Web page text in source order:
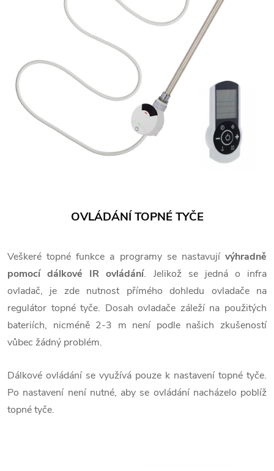
OVLÁDÁNÍ TOPNÉ TYČE
Veškeré topné funkce a programy se nastavují výhradně
pomocí dálkové IR ovládání. Jelikož se jedná o infra
ovladač, je zde nutnost přímého dohledu ovladače na
regulátor topné tyče. Dosah ovladače záleží na použitých
bateriích, nicméně 2-3 m není podle našich zkušeností
vůbec žádný problém.
Dálkové ovládání se využívá pouze k nastavení topné tyče.
Po nastavení není nutné, aby se ovládání nacházelo poblíž
topné tyče.